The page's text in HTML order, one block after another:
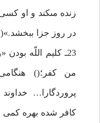
زنده مىكند و او
در روز جزا
23ـ كليم اللّه
من كفر؛()
پروردگارا…
كافر شده بهره كمى